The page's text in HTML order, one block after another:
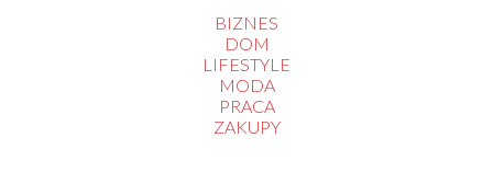
BIZNES
DOM
LIFESTYLE
MODA
PRACA
ZAKUPY